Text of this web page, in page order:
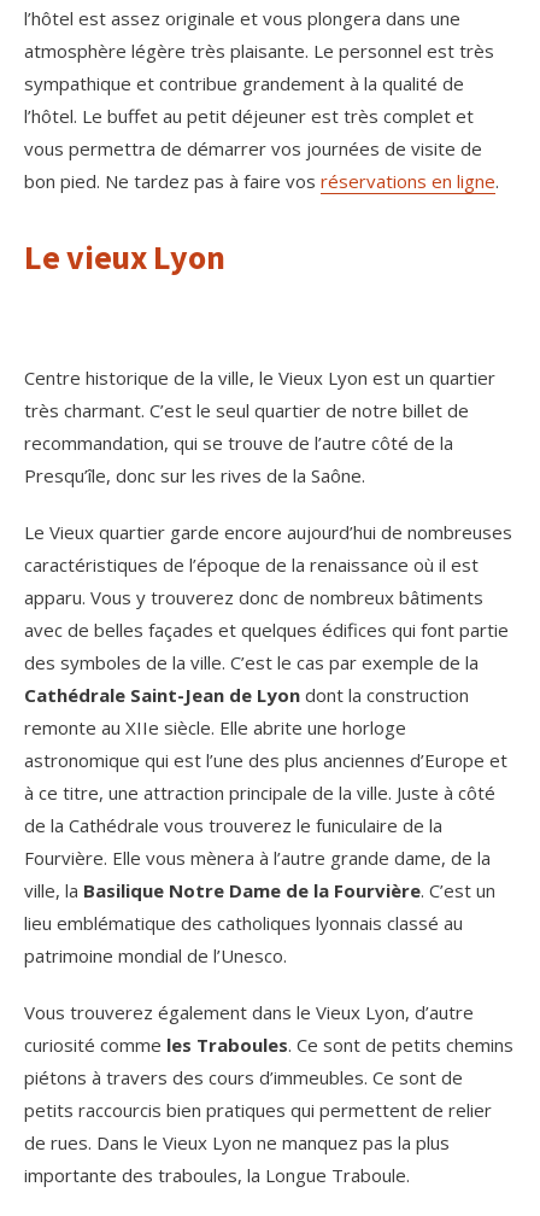
l’hôtel est assez originale et vous plongera dans une
atmosphère légère très plaisante. Le personnel est très
sympathique et contribue grandement à la qualité de
l’hôtel. Le buffet au petit déjeuner est très complet et
vous permettra de démarrer vos journées de visite de
bon pied. Ne tardez pas à faire vos réservations en ligne.
Le vieux Lyon
Centre historique de la ville, le Vieux Lyon est un quartier
très charmant. C’est le seul quartier de notre billet de
recommandation, qui se trouve de l’autre côté de la
Presqu’île, donc sur les rives de la Saône.
Le Vieux quartier garde encore aujourd’hui de nombreuses
caractéristiques de l’époque de la renaissance où il est
apparu. Vous y trouverez donc de nombreux bâtiments
avec de belles façades et quelques édifices qui font partie
des symboles de la ville. C’est le cas par exemple de la
Cathédrale Saint-Jean de Lyon dont la construction
remonte au XIIe siècle. Elle abrite une horloge
astronomique qui est l’une des plus anciennes d’Europe et
à ce titre, une attraction principale de la ville. Juste à côté
de la Cathédrale vous trouverez le funiculaire de la
Fourvière. Elle vous mènera à l’autre grande dame, de la
ville, la Basilique Notre Dame de la Fourvière. C’est un
lieu emblématique des catholiques lyonnais classé au
patrimoine mondial de l’Unesco.
Vous trouverez également dans le Vieux Lyon, d’autre
curiosité comme les Traboules. Ce sont de petits chemins
piétons à travers des cours d’immeubles. Ce sont de
petits raccourcis bien pratiques qui permettent de relier
de rues. Dans le Vieux Lyon ne manquez pas la plus
importante des traboules, la Longue Traboule.